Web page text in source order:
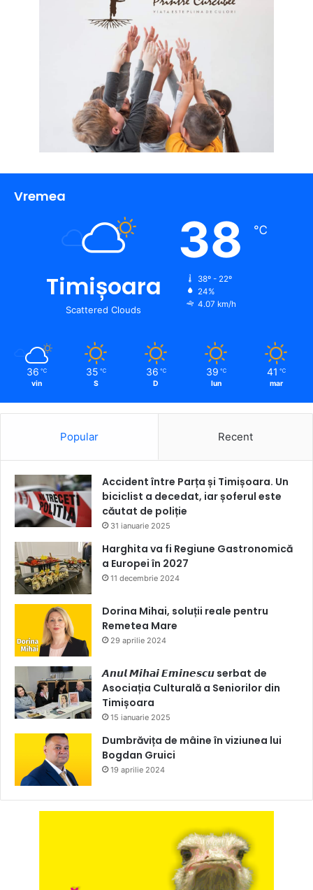
Vremea
Timișoara
Scattered Clouds
38 ℃
38º - 22º
24%
4.07 km/h
36 ℃
vin
35 ℃
S
36 ℃
D
39 ℃
lun
41 ℃
mar
Popular Recent
Accident între Parța și Timișoara. Un
biciclist a decedat, iar șoferul este
căutat de poliție
31 ianuarie 2025
Harghita va fi Regiune Gastronomică
a Europei în 2027
11 decembrie 2024
Dorina Mihai, soluții reale pentru
Remetea Mare
29 aprilie 2024
𝘼𝙣𝙪𝙡 𝙈𝙞𝙝𝙖𝙞 𝙀𝙢𝙞𝙣𝙚𝙨𝙘𝙪 serbat de
Asociația Culturală a Seniorilor din
Timișoara
15 ianuarie 2025
Dumbrăvița de mâine în viziunea lui
Bogdan Gruici
19 aprilie 2024